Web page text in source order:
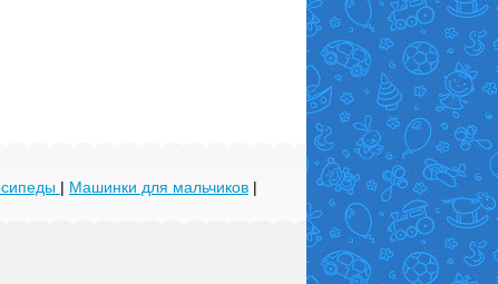
| Машинки для мальчиков |